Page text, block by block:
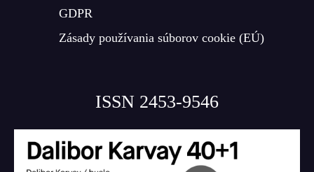
GDPR
Zásady používania súborov cookie (EÚ)
ISSN 2453-9546